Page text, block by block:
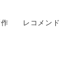
レコメンド